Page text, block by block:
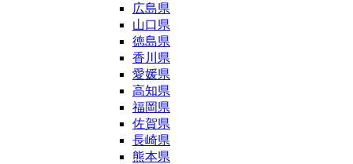
広島県
山口県
徳島県
香川県
愛媛県
高知県
福岡県
佐賀県
長崎県
熊本県